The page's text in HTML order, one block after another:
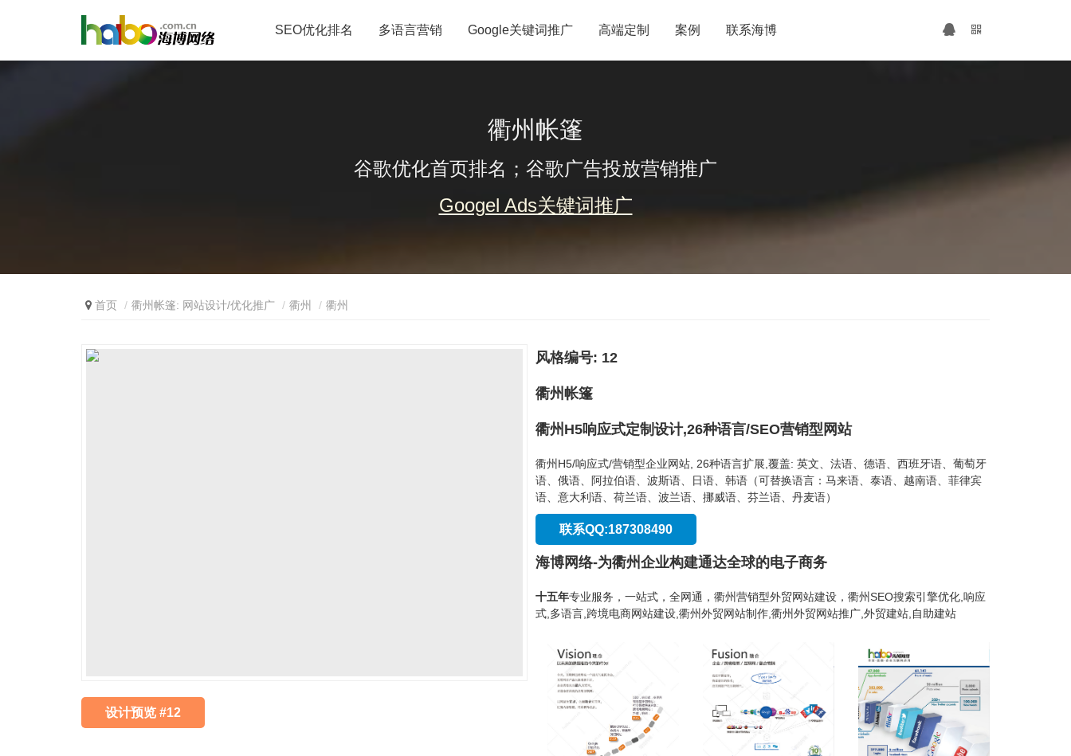
SEO优化排名 多语言营销 Google关键词推广 高端定制 案例 联系海博
衢州帐篷
谷歌优化首页排名；谷歌广告投放营销推广
Googel Ads关键词推广
首页 衢州帐篷: 网站设计/优化推广 衢州 衢州
设计预览 #12
风格编号: 12
衢州帐篷
衢州H5响应式定制设计,26种语言/SEO营销型网站
衢州H5/响应式/营销型企业网站, 26种语言扩展,覆盖: 英文、法语、德语、西班牙语、葡萄牙
语、俄语、阿拉伯语、波斯语、日语、韩语（可替换语言：马来语、泰语、越南语、菲律宾
语、意大利语、荷兰语、波兰语、挪威语、芬兰语、丹麦语）
联系QQ:187308490
海博网络-为衢州企业构建通达全球的电子商务
十五年专业服务，一站式，全网通，衢州营销型外贸网站建设，衢州SEO搜索引擎优化,响应
式,多语言,跨境电商网站建设,衢州外贸网站制作,衢州外贸网站推广,外贸建站,自助建站